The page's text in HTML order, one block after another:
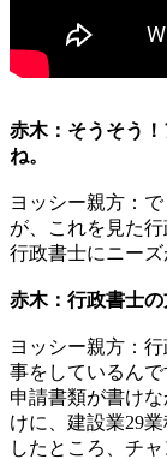
赤木：そうそう
ね。
ヨッシー親方：
が、これを見た
行政書士にニーズ
赤木：行政書士
ヨッシー親方：
事をしているん
申請書類が書け
けに、建設業29
したところ、チ